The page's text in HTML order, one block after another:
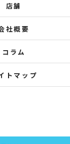
店舗
社概要
コラム
トマップ